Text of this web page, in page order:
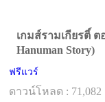
เกมส์รามเกียรติ์
Hanuman Story)
ฟรีแวร์
ดาวน์โหลด : 71,082